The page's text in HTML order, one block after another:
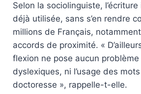
Selon la sociolinguiste,
déjà utilisée, sans s’en rendre
millions de Français,
accords de proximité. «
flexion ne pose aucun problème
dyslexiques, ni l’usage des
doctoresse », rappelle-t-elle.